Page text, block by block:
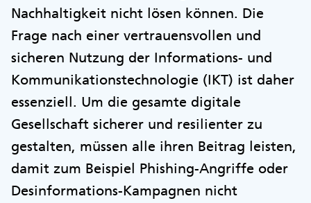
Nachhaltigkeit nicht lösen können. Die
Frage nach einer vertrauensvollen und
sicheren Nutzung der Informations- und
Kommunikationstechnologie (IKT) ist daher
essenziell. Um die gesamte digitale
Gesellschaft sicherer und resilienter zu
gestalten, müssen alle ihren Beitrag leisten,
damit zum Beispiel Phishing-Angriffe oder
Desinformations-Kampagnen nicht